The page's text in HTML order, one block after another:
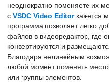
неоднократно поменяете их
с VSDC Video Editorкажется
программа позволяет легко
файлов в видеоредактор, где
конвертируются и
Благодаря нелинейным
любой момент поменять
или группы элементов.